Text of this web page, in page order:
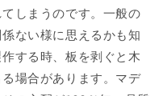
しまうのです。一般の
ない様に思えるかも知
する時、板を剥ぐと木
場合があります。マデ